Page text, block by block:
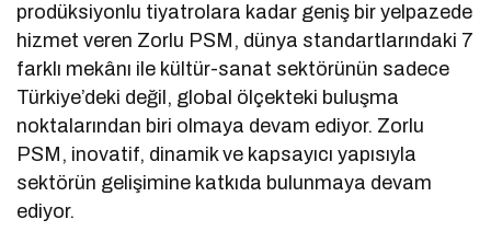
prodüksiyonlu tiyatrolara kadar geniş bir yelpazede
hizmet veren Zorlu PSM, dünya standartlarındaki 7
farklı mekânı ile kültür-sanat sektörünün sadece
Türkiye’deki değil, global ölçekteki buluşma
noktalarından biri olmaya devam ediyor. Zorlu
PSM, inovatif, dinamik ve kapsayıcı yapısıyla
sektörün gelişimine katkıda bulunmaya devam
ediyor.